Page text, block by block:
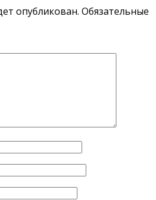
опубликован. Обязательные